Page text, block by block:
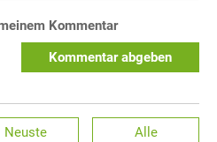
Kommentar
Kommentar abgeben
Neuste Alle